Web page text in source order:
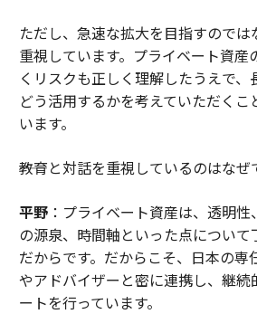
ただし、急速な拡大を目指すのでは
重視しています。プライベート資産
くリスクも正しく理解したうえで
どう活用するかを考えていただくこ
います。
――教育と対話を重視しているのはなぜ
平野：プライベート資産は、透明性
の源泉、時間軸といった点につい
だからです。だからこそ、日本の専
やアドバイザーと密に連携し、継続
ートを行っています。